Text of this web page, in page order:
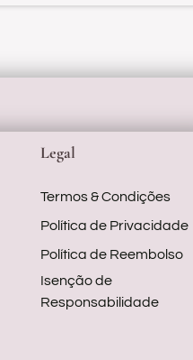
Legal
Termos & Condições
Política de Privacidade
Política de Reembolso
Isenção de
Responsabilidade